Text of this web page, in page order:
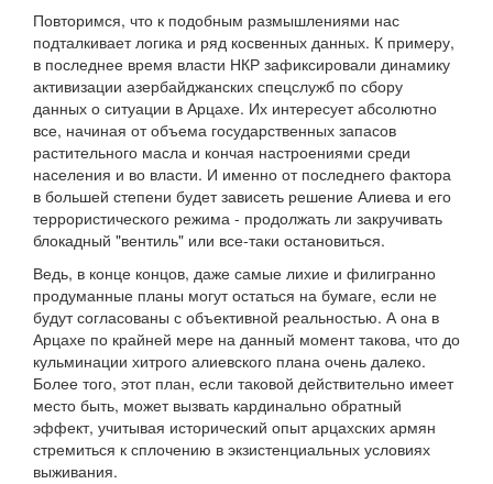
Повторимся, что к подобным размышлениями нас
подталкивает логика и ряд косвенных данных. К примеру,
в последнее время власти НКР зафиксировали динамику
активизации азербайджанских спецслужб по сбору
данных о ситуации в Арцахе. Их интересует абсолютно
все, начиная от объема государственных запасов
растительного масла и кончая настроениями среди
населения и во власти. И именно от последнего фактора
в большей степени будет зависеть решение Алиева и его
террористического режима - продолжать ли закручивать
блокадный "вентиль" или все-таки остановиться.
Ведь, в конце концов, даже самые лихие и филигранно
продуманные планы могут остаться на бумаге, если не
будут согласованы с объективной реальностью. А она в
Арцахе по крайней мере на данный момент такова, что до
кульминации хитрого алиевского плана очень далеко.
Более того, этот план, если таковой действительно имеет
место быть, может вызвать кардинально обратный
эффект, учитывая исторический опыт арцахских армян
стремиться к сплочению в экзистенциальных условиях
выживания.